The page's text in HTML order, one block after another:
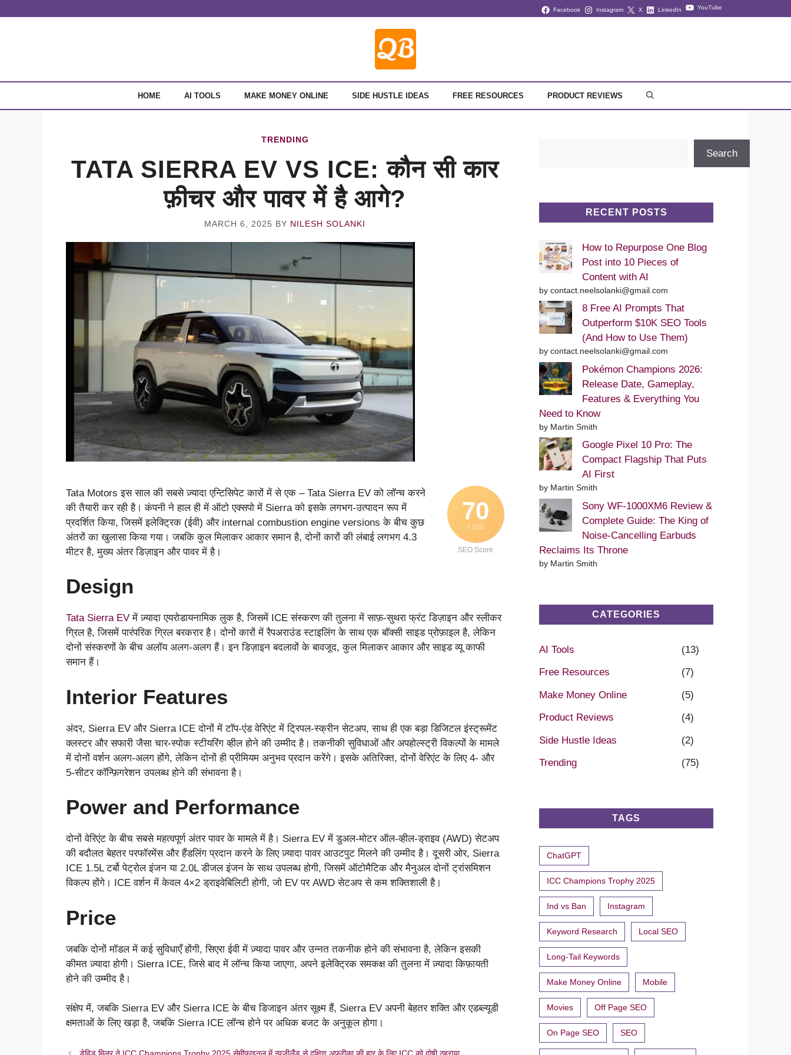
Facebook Instagram X LinkedIn YouTube
HOME AI TOOLS MAKE MONEY ONLINE SIDE HUSTLE IDEAS FREE RESOURCES PRODUCT REVIEWS
TRENDING
TATA SIERRA EV VS ICE: कौन सी कार
फ़ीचर और पावर में है आगे?
MARCH 6, 2025 BY NILESH SOLANKI
70
/ 100
SEO Score
Tata Motors इस साल की सबसे ज़्यादा एन्टिसिपेट कारों में से एक – Tata Sierra EV को लॉन्च करने
की तैयारी कर रही है। कंपनी ने हाल ही में ऑटो एक्सपो में Sierra को इसके लगभग-उत्पादन रूप में
प्रदर्शित किया, जिसमें इलेक्ट्रिक (ईवी) और internal combustion engine versions के बीच कुछ
अंतरों का खुलासा किया गया। जबकि कुल मिलाकर आकार समान है, दोनों कारों की लंबाई लगभग 4.3
मीटर है, मुख्य अंतर डिज़ाइन और पावर में है।
Design
Tata Sierra EV में ज़्यादा एयरोडायनामिक लुक है, जिसमें ICE संस्करण की तुलना में साफ़-सुथरा फ्रंट डिज़ाइन और स्लीकर
ग्रिल है, जिसमें पारंपरिक ग्रिल बरकरार है। दोनों कारों में रैपअराउंड स्टाइलिंग के साथ एक बॉक्सी साइड प्रोफ़ाइल है, लेकिन
दोनों संस्करणों के बीच अलॉय अलग-अलग हैं। इन डिज़ाइन बदलावों के बावजूद, कुल मिलाकर आकार और साइड व्यू काफी
समान हैं।
Interior Features
अंदर, Sierra EV और Sierra ICE दोनों में टॉप-एंड वेरिएंट में ट्रिपल-स्क्रीन सेटअप, साथ ही एक बड़ा डिजिटल इंस्ट्रूमेंट
क्लस्टर और सफारी जैसा चार-स्पोक स्टीयरिंग व्हील होने की उम्मीद है। तकनीकी सुविधाओं और अपहोल्स्ट्री विकल्पों के मामले
में दोनों वर्शन अलग-अलग होंगे, लेकिन दोनों ही प्रीमियम अनुभव प्रदान करेंगे। इसके अतिरिक्त, दोनों वेरिएंट के लिए 4- और
5-सीटर कॉन्फ़िगरेशन उपलब्ध होने की संभावना है।
Power and Performance
दोनों वेरिएंट के बीच सबसे महत्वपूर्ण अंतर पावर के मामले में है। Sierra EV में डुअल-मोटर ऑल-व्हील-ड्राइव (AWD) सेटअप
की बदौलत बेहतर परफॉरमेंस और हैंडलिंग प्रदान करने के लिए ज़्यादा पावर आउटपुट मिलने की उम्मीद है। दूसरी ओर, Sierra
ICE 1.5L टर्बो पेट्रोल इंजन या 2.0L डीजल इंजन के साथ उपलब्ध होगी, जिसमें ऑटोमैटिक और मैनुअल दोनों ट्रांसमिशन
विकल्प होंगे। ICE वर्शन में केवल 4×2 ड्राइवेबिलिटी होगी, जो EV पर AWD सेटअप से कम शक्तिशाली है।
Price
जबकि दोनों मॉडल में कई सुविधाएँ होंगी, सिएरा ईवी में ज़्यादा पावर और उन्नत तकनीक होने की संभावना है, लेकिन इसकी
कीमत ज़्यादा होगी। Sierra ICE, जिसे बाद में लॉन्च किया जाएगा, अपने इलेक्ट्रिक समकक्ष की तुलना में ज़्यादा किफ़ायती
होने की उम्मीद है।
संक्षेप में, जबकि Sierra EV और Sierra ICE के बीच डिजाइन अंतर सूक्ष्म हैं, Sierra EV अपनी बेहतर शक्ति और एडब्ल्यूडी
क्षमताओं के लिए खड़ा है, जबकि Sierra ICE लॉन्च होने पर अधिक बजट के अनुकूल होगा।
Search
RECENT POSTS
How to Repurpose One Blog
Post into 10 Pieces of
Content with AI
by contact.neelsolanki@gmail.com
8 Free AI Prompts That
Outperform $10K SEO Tools
(And How to Use Them)
by contact.neelsolanki@gmail.com
Pokémon Champions 2026:
Release Date, Gameplay,
Features & Everything You
Need to Know
by Martin Smith
Google Pixel 10 Pro: The
Compact Flagship That Puts
AI First
by Martin Smith
Sony WF-1000XM6 Review &
Complete Guide: The King of
Noise-Cancelling Earbuds
Reclaims Its Throne
by Martin Smith
CATEGORIES
AI Tools (13)
Free Resources (7)
Make Money Online (5)
Product Reviews (4)
Side Hustle Ideas (2)
Trending (75)
TAGS
ChatGPT
ICC Champions Trophy 2025
Ind vs Ban Instagram
Keyword Research Local SEO
Long-Tail Keywords
Make Money Online Mobile
Movies Off Page SEO
On Page SEO SEO